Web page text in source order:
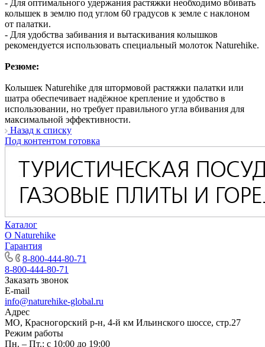
- Для оптимального удержания растяжки необходимо вбивать
колышек в землю под углом 60 градусов к земле с наклоном
от палатки.
- Для удобства забивания и вытаскивания колышков
рекомендуется использовать специальный молоток Naturehike.
Резюме:
Колышек Naturehike для штормовой растяжки палатки или
шатра обеспечивает надёжное крепление и удобство в
использовании, но требует правильного угла вбивания для
максимальной эффективности.
Назад к списку
Под контентом готовка
Каталог
О Naturehike
Гарантия
8-800-444-80-71
8-800-444-80-71
Заказать звонок
E-mail
info@naturehike-global.ru
Адрес
МО, Красногорский р-н, 4-й км Ильинского шоссе, стр.27
Режим работы
Пн. – Пт.: с 10:00 до 19:00